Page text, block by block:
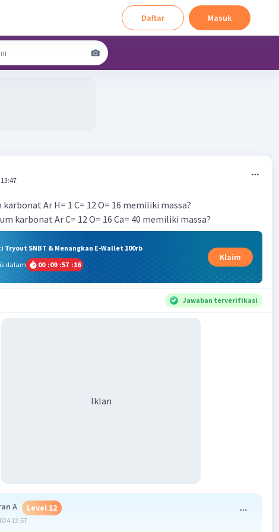
Daftar Masuk
karbonat Ar H= 1 C= 12 O= 16 memiliki massa?
karbonat Ar C= 12 O= 16 Ca= 40 memiliki massa?
Tryout SNBT & Menangkan E-Wallet 100rb
dalam
00 :09 :57 :16
Klaim
Jawaban terverifikasi
Iklan
A Level 12
12:57